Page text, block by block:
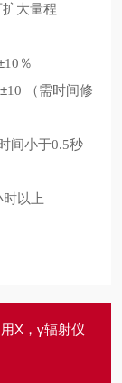
大量程
10 ％
10 （需时间修
间小于0.5秒
时以上
X，γ辐射仪